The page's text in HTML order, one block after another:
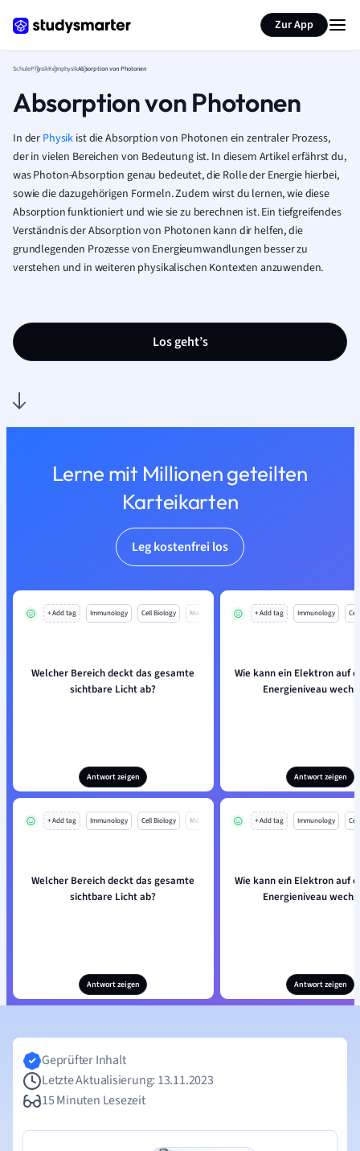
Zur App
SchulePhysikKernphysikAbsorption von Photonen
Absorption von Photonen
In der Physik ist die Absorption von Photonen ein zentraler Prozess,
der in vielen Bereichen von Bedeutung ist. In diesem Artikel erfährst du,
was Photon-Absorption genau bedeutet, die Rolle der Energie hierbei,
sowie die dazugehörigen Formeln. Zudem wirst du lernen, wie diese
Absorption funktioniert und wie sie zu berechnen ist. Ein tiefgreifendes
Verständnis der Absorption von Photonen kann dir helfen, die
grundlegenden Prozesse von Energieumwandlungen besser zu
verstehen und in weiteren physikalischen Kontexten anzuwenden.
Los geht’s
Lerne mit Millionen geteilten
Karteikarten
Leg kostenfrei los
+ Add tag Immunology Cell Biology Mo
Welcher Bereich deckt das gesamte
sichtbare Licht ab?
Antwort zeigen
+ Add tag Immunology
Wie kann ein Elektron auf
Energieniveau
Antwort zeigen
+ Add tag Immunology Cell Biology Mo
Welcher Bereich deckt das gesamte
sichtbare Licht ab?
Antwort zeigen
+ Add tag Immunology
Wie kann ein Elektron auf
Energieniveau
Antwort zeigen
Seite zusammenfassen
Geprüfter Inhalt
Letzte Aktualisierung: 13.11.2023
15 Minuten Lesezeit